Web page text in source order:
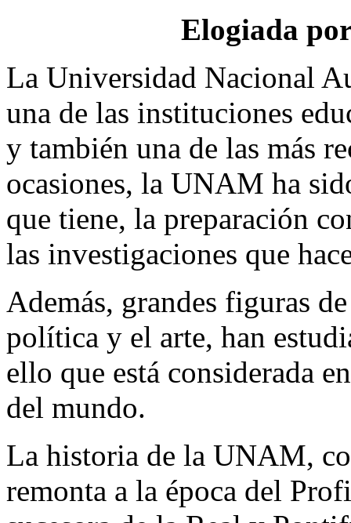
Elogiada
La Universidad Nacional
una de las instituciones
y también una de las más
ocasiones, la UNAM ha
que tiene, la preparación
las investigaciones que
Además, grandes figuras
política y el arte, han
ello que está considerada
del mundo.
La historia de la UNAM,
remonta a la época del